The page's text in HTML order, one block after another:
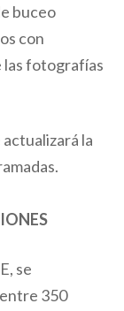
buceo
con
las fotografías
la
se
350